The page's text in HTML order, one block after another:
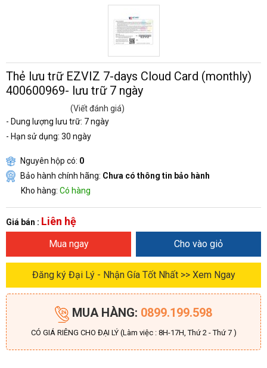
Thẻ lưu trữ EZVIZ 7-days Cloud Card (monthly)
400600969- lưu trữ 7 ngày
(Viết đánh giá)
- Dung lượng lưu trữ: 7 ngày
- Hạn sử dụng: 30 ngày
Nguyên hộp có: 0
Bảo hành chính hãng: Chưa có thông tin bảo hành
Kho hàng: Có hàng
Giá bán : Liên hệ
Mua ngay Cho vào giỏ
Đăng ký Đại Lý - Nhận Gía Tốt Nhất >> Xem Ngay
MUA HÀNG: 0899.199.598
CÓ GIÁ RIÊNG CHO ĐẠI LÝ (Làm việc : 8H-17H, Thứ 2 - Thứ 7 )